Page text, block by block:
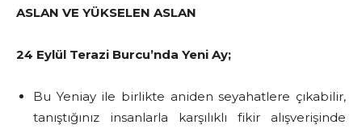
ASLAN VE YÜKSELEN ASLAN
24 Eylül Terazi Burcu’nda Yeni Ay;
Bu Yeniay ile birlikte aniden seyahatlere çıkabilir,
tanıştığınız insanlarla karşılıklı fikir alışverişinde